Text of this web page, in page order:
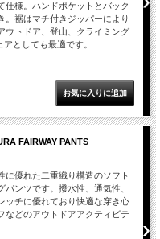
仕様。ハンドポケットとバック
。裾はマチ付きジッパーにより
ウトドア、登山、クライミング
としても最適です。
FAIRWAY PANTS
に優れた二重織り構造のソフト
パンツです。撥水性、通気性、
ッチに優れており快適な穿き心
などのアウトドアアクティビテ